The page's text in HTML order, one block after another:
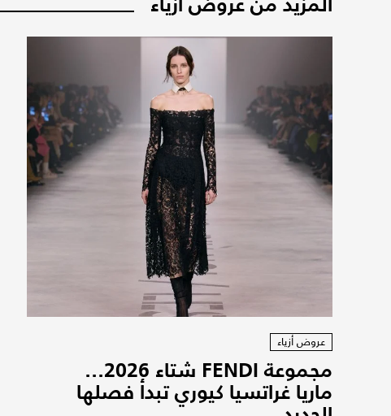
عروض أزياء
مجموعة FENDI شتاء 2026...
ماريا غراتسيا كيوري تبدأ فصلها